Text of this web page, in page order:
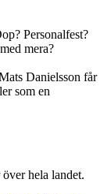
Personalfest?
mera?
Danielsson får
som en
hela landet.